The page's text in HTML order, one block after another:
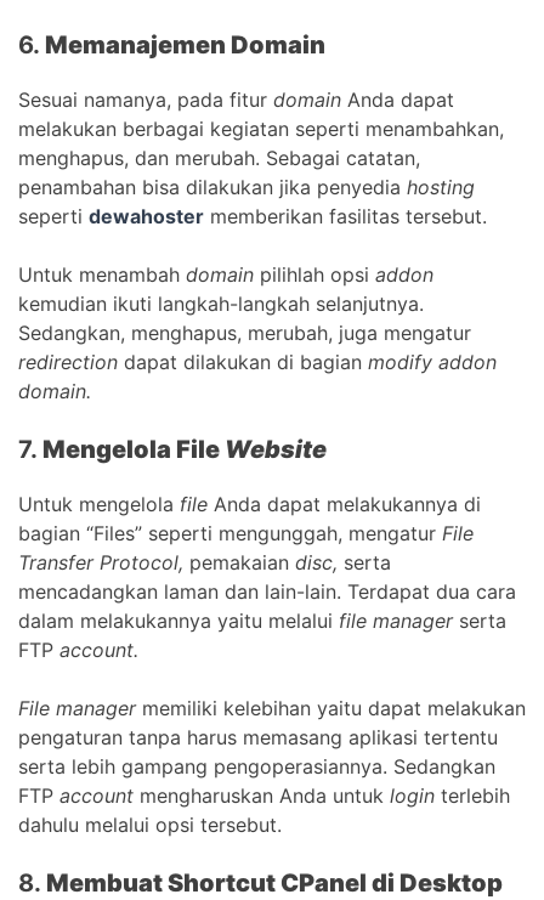
6. Memanajemen Domain
Sesuai namanya, pada fitur domain Anda dapat
melakukan berbagai kegiatan seperti menambahkan,
menghapus, dan merubah. Sebagai catatan,
penambahan bisa dilakukan jika penyedia hosting
seperti dewahoster memberikan fasilitas tersebut.
Untuk menambah domain pilihlah opsi addon
kemudian ikuti langkah-langkah selanjutnya.
Sedangkan, menghapus, merubah, juga mengatur
redirection dapat dilakukan di bagian modify addon
domain.
7. Mengelola File Website
Untuk mengelola file Anda dapat melakukannya di
bagian “Files” seperti mengunggah, mengatur File
Transfer Protocol, pemakaian disc, serta
mencadangkan laman dan lain-lain. Terdapat dua cara
dalam melakukannya yaitu melalui file manager serta
FTP account.
File managermemiliki kelebihan yaitu dapat melakukan
pengaturan tanpa harus memasang aplikasi tertentu
serta lebih gampang pengoperasiannya. Sedangkan
FTP account mengharuskan Anda untuk login terlebih
dahulu melalui opsi tersebut.
8. Membuat Shortcut CPanel di Desktop